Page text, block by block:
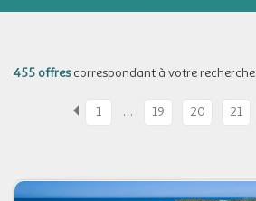
455 offrescorrespondant à votre recherche
1 … 19 20 21